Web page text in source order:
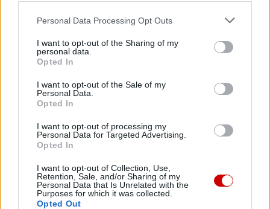
Personal Data Processing Opt Outs
I want to opt-out of the Sharing of my
personal data.
Opted In
I want to opt-out of the Sale of my
Personal Data.
Opted In
I want to opt-out of processing my
Personal Data for Targeted Advertising.
Opted In
I want to opt-out of Collection, Use,
Retention, Sale, and/or Sharing of my
Personal Data that Is Unrelated with the
Purposes for which it was collected.
Opted Out